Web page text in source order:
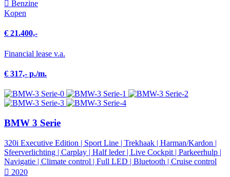
Benzine
Kopen
€ 21.400,-
Financial lease v.a.
€ 317,- p./m.
BMW 3 Serie
320i Executive Edition | Sport Line | Trekhaak | Harman/Kardon |
Sfeerverlichting | Carplay | Half leder | Live Cockpit | Parkeerhulp |
Navigatie | Climate control | Full LED | Bluetooth | Cruise control
2020